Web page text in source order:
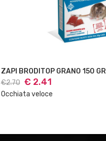
ZAPI BRODITOP GRANO 150 GR
€2.70 € 2.41
Occhiata veloce